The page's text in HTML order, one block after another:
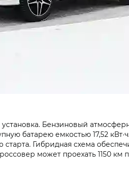
Бензиновый
батарею емкостью 17,52
Гибридная схема
может проехать 1150 км